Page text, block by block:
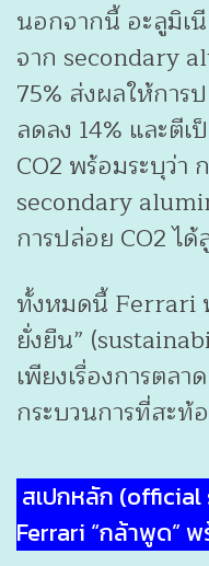
นอกจากนี้ อะลูมิเ
จาก secondary
75% ส่งผลให้การ
ลดลง 14% และตี
CO2 พร้อมระบุว่า
secondary
การปล่อย CO2 ไ
ทั้งหมดนี้ Ferrari
ยั่งยืน”
เพียงเรื่องการตล
กระบวนการที่สะท้
สเปกหลัก (official
Ferrari “กล้าพูด”